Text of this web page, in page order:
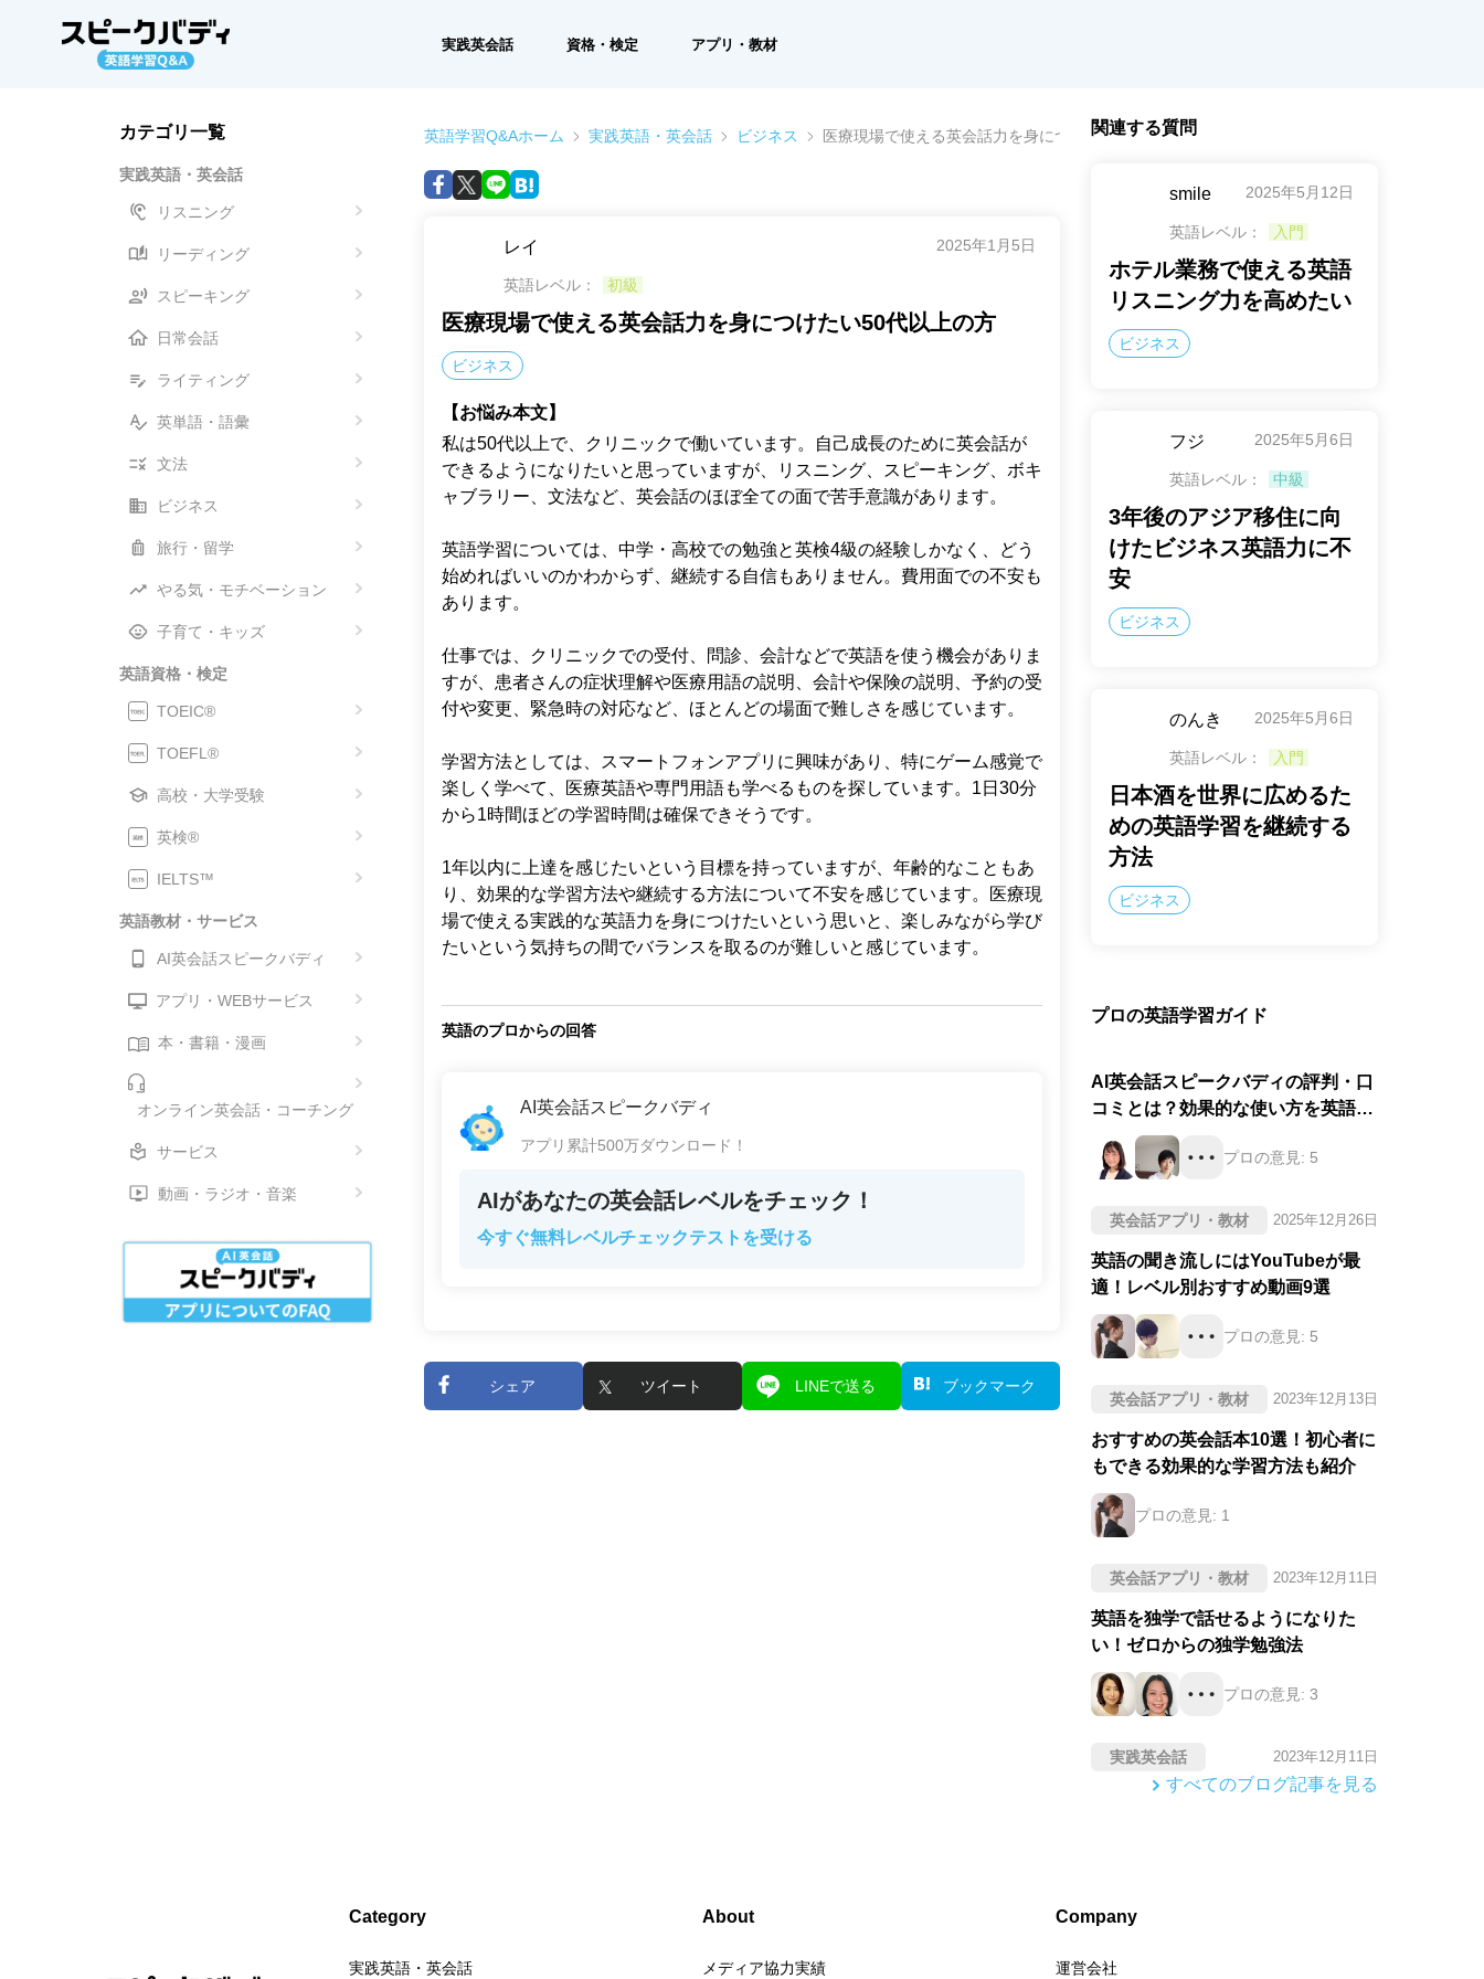
実践英会話 資格・検定 アプリ・教材
カテゴリ一覧
実践英語・英会話
リスニング
リーディング
スピーキング
日常会話
ライティング
英単語・語彙
文法
ビジネス
旅行・留学
やる気・モチベーション
子育て・キッズ
英語資格・検定
TOEIC®
TOEFL®
高校・大学受験
英検®
IELTS™
英語教材・サービス
AI英会話スピークバディ
アプリ・WEBサービス
本・書籍・漫画
オンライン英会話・コーチング
サービス
動画・ラジオ・音楽
英語学習Q&Aホーム 実践英語・英会話 ビジネス 医療現場で使える英会話力を身につけたい50代以上の方
レイ 2025年1月5日
英語レベル： 初級
医療現場で使える英会話力を身につけたい50代以上の方
ビジネス
【お悩み本文】
私は50代以上で、クリニックで働いています。自己成長のために英会話が
できるようになりたいと思っていますが、リスニング、スピーキング、ボキ
ャブラリー、文法など、英会話のほぼ全ての面で苦手意識があります。
英語学習については、中学・高校での勉強と英検4級の経験しかなく、どう
始めればいいのかわからず、継続する自信もありません。費用面での不安も
あります。
仕事では、クリニックでの受付、問診、会計などで英語を使う機会がありま
すが、患者さんの症状理解や医療用語の説明、会計や保険の説明、予約の受
付や変更、緊急時の対応など、ほとんどの場面で難しさを感じています。
学習方法としては、スマートフォンアプリに興味があり、特にゲーム感覚で
楽しく学べて、医療英語や専門用語も学べるものを探しています。1日30分
から1時間ほどの学習時間は確保できそうです。
1年以内に上達を感じたいという目標を持っていますが、年齢的なこともあ
り、効果的な学習方法や継続する方法について不安を感じています。医療現
場で使える実践的な英語力を身につけたいという思いと、楽しみながら学び
たいという気持ちの間でバランスを取るのが難しいと感じています。
英語のプロからの回答
AI英会話スピークバディ
アプリ累計500万ダウンロード！
AIがあなたの英会話レベルをチェック！
今すぐ無料レベルチェックテストを受ける
シェア ツイート LINEで送る ブックマーク
関連する質問
smile 2025年5月12日
英語レベル： 入門
ホテル業務で使える英語
リスニング力を高めたい
ビジネス
フジ 2025年5月6日
英語レベル： 中級
3年後のアジア移住に向
けたビジネス英語力に不
安
ビジネス
のんき 2025年5月6日
英語レベル： 入門
日本酒を世界に広めるた
めの英語学習を継続する
方法
ビジネス
プロの英語学習ガイド
AI英会話スピークバディの評判・口
コミとは？効果的な使い方を英語の
プロが徹底評価！
プロの意見: 5
英会話アプリ・教材 2025年12月26日
英語の聞き流しにはYouTubeが最
適！レベル別おすすめ動画9選
プロの意見: 5
英会話アプリ・教材 2023年12月13日
おすすめの英会話本10選！初心者に
もできる効果的な学習方法も紹介
プロの意見: 1
英会話アプリ・教材 2023年12月11日
英語を独学で話せるようになりた
い！ゼロからの独学勉強法
プロの意見: 3
実践英会話 2023年12月11日
すべてのブログ記事を見る
Category
実践英語・英会話
About
メディア協力実績
Company
運営会社